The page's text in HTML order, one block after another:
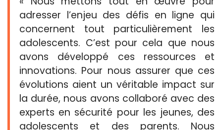
adresser l’enjeu des défis en ligne qui
concernent tout particulièrement les
adolescents. C’est pour cela que nous
avons développé ces ressources et
innovations. Pour nous assurer que ces
évolutions aient un véritable impact sur
la durée, nous avons collaboré avec des
experts en sécurité pour les jeunes, des
adolescents et des parents. Nous